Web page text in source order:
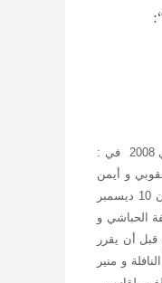
* كما نظرت الدائرة الجنائية الثانية بالمحكمة الإبتدائية بتونس برئاسة القاضي عبد الرزاق بن منا اليوم الخميس 28 فيفري 2008 في :
و أيمن
العيادي و صفوان العابدي و علي السعيدي وبلال المديني و إبراهيم المالكي و خليل السعيداني و أنيس الغربي بموجب قانون 10 ديسمبر
الحباشي و
أن يقرر
: محمد الناصر النافلة و منير